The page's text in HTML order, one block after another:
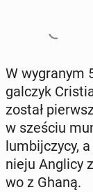
W wy­gra­nym
gal­czyk
został
w sześciu
lum­bij­czy­cy,
nie­ju Anglicy
wo z Ghaną.